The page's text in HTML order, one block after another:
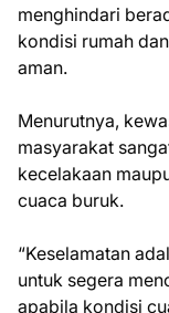
menghindari
kondisi rumah
aman.
Menurutnya,
masyarakat
kecelakaan
cuaca buruk.
“Keselamatan
untuk segera
apabila kondisi